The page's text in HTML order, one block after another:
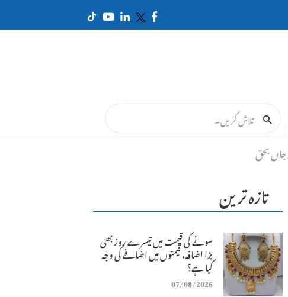
تازہ ترین
سونے کی قیمت میں تیسرے روز بھی
بڑا اضافہ، قیمتوں میں اضافے کی وجہ
کیا ہے؟
07/08/2026